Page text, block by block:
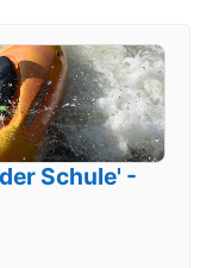
Schule' -